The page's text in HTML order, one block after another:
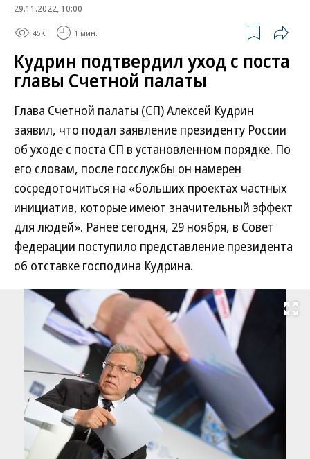
29.11.2022, 10:00
45K 1 мин.
Кудрин подтвердил уход с поста
главы Счетной палаты
Глава Счетной палаты (СП) Алексей Кудрин
заявил, что подал заявление президенту России
об уходе с поста СП в установленном порядке. По
его словам, после госслужбы он намерен
сосредоточиться на «больших проектах частных
инициатив, которые имеют значительный эффект
для людей». Ранее сегодня, 29 ноября, в Совет
федерации поступило представление президента
об отставке господина Кудрина.
Развернуть